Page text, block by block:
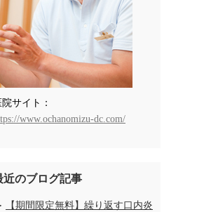
院サイト：
www.ochanomizu-dc.com/
近のブログ記事
【期間限定無料】繰り返す口内炎